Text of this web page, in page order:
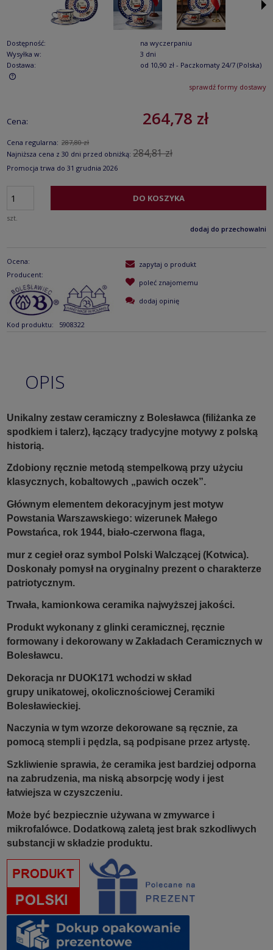
Dostępność:
na wyczerpaniu
Wysyłka w:
3 dni
Dostawa:
od 10,90 zł - Paczkomaty 24/7 (Polska)
Cena nie zawiera ewentualnych kosztów płatnościsprawdź formy dostawy
Cena: 264,78 zł
Cena regularna: 287,80 zł
Najniższa cena z 30 dni przed obniżką: 284,81 zł
Promocja trwa do 31 grudnia 2026
szt.
DO KOSZYKA
dodaj do przechowalni
Ocena:
Producent:
Kod produktu: 5908322
zapytaj o produkt
poleć znajomemu
dodaj opinię
OPIS
Unikalny zestaw ceramiczny z Bolesławca (filiżanka ze
spodkiem i talerz), łączący tradycyjne motywy z polską
historią.
Zdobiony ręcznie metodą stempelkową przy użyciu
klasycznych, kobaltowych „pawich oczek”.
Głównym elementem dekoracyjnym jest motyw
Powstania Warszawskiego: wizerunek Małego
Powstańca, rok 1944, biało-czerwona flaga,
mur z cegieł oraz symbol Polski Walczącej (Kotwica).
Doskonały pomysł na oryginalny prezent o charakterze
patriotycznym.
Trwała, kamionkowa ceramika najwyższej jakości.
Produkt wykonany z glinki ceramicznej, ręcznie
formowany i dekorowany w Zakładach Ceramicznych w
Bolesławcu.
Dekoracja nr DUOK171 wchodzi w skład
grupy unikatowej, okolicznościowej Ceramiki
Bolesławieckiej.
Naczynia w tym wzorze dekorowane są ręcznie, za
pomocą stempli i pędzla, są podpisane przez artystę.
Szkliwienie sprawia, że ceramika jest bardziej odporna
na zabrudzenia, ma niską absorpcję wody i jest
łatwiejsza w czyszczeniu.
Może być bezpiecznie używana w zmywarce i
mikrofalówce. Dodatkową zaletą jest brak szkodliwych
substancji w składzie produktu.